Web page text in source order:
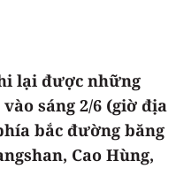
lại được những
sáng 2/6 (giờ địa
bắc đường băng
Cao Hùng,